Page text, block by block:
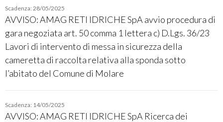
Scadenza: 28/05/2025
AVVISO: AMAG RETI IDRICHE SpA avvio procedura di
gara negoziata art. 50 comma 1 lettera c) D.Lgs. 36/23
Lavori di intervento di messa in sicurezza della
cameretta di raccolta relativa alla sponda sotto
l’abitato del Comune di Molare
Scadenza: 14/05/2025
AVVISO: AMAG RETI IDRICHE SpA Ricerca dei